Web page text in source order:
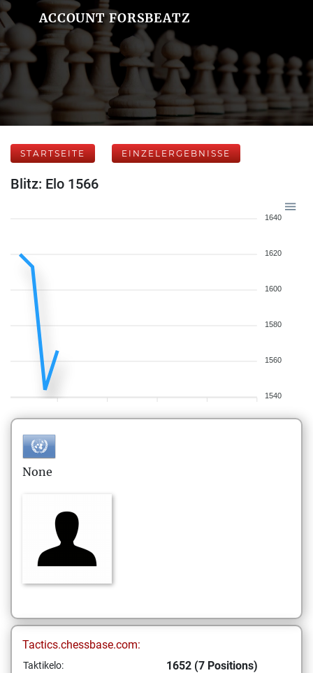
ACCOUNT FORSBEATZ
STARTSEITE EINZELERGEBNISSE
Blitz: Elo 1566
1640
1620
1600
1580
1560
1540
None
Tactics.chessbase.com:
Taktikelo: 1652 (7 Positions)